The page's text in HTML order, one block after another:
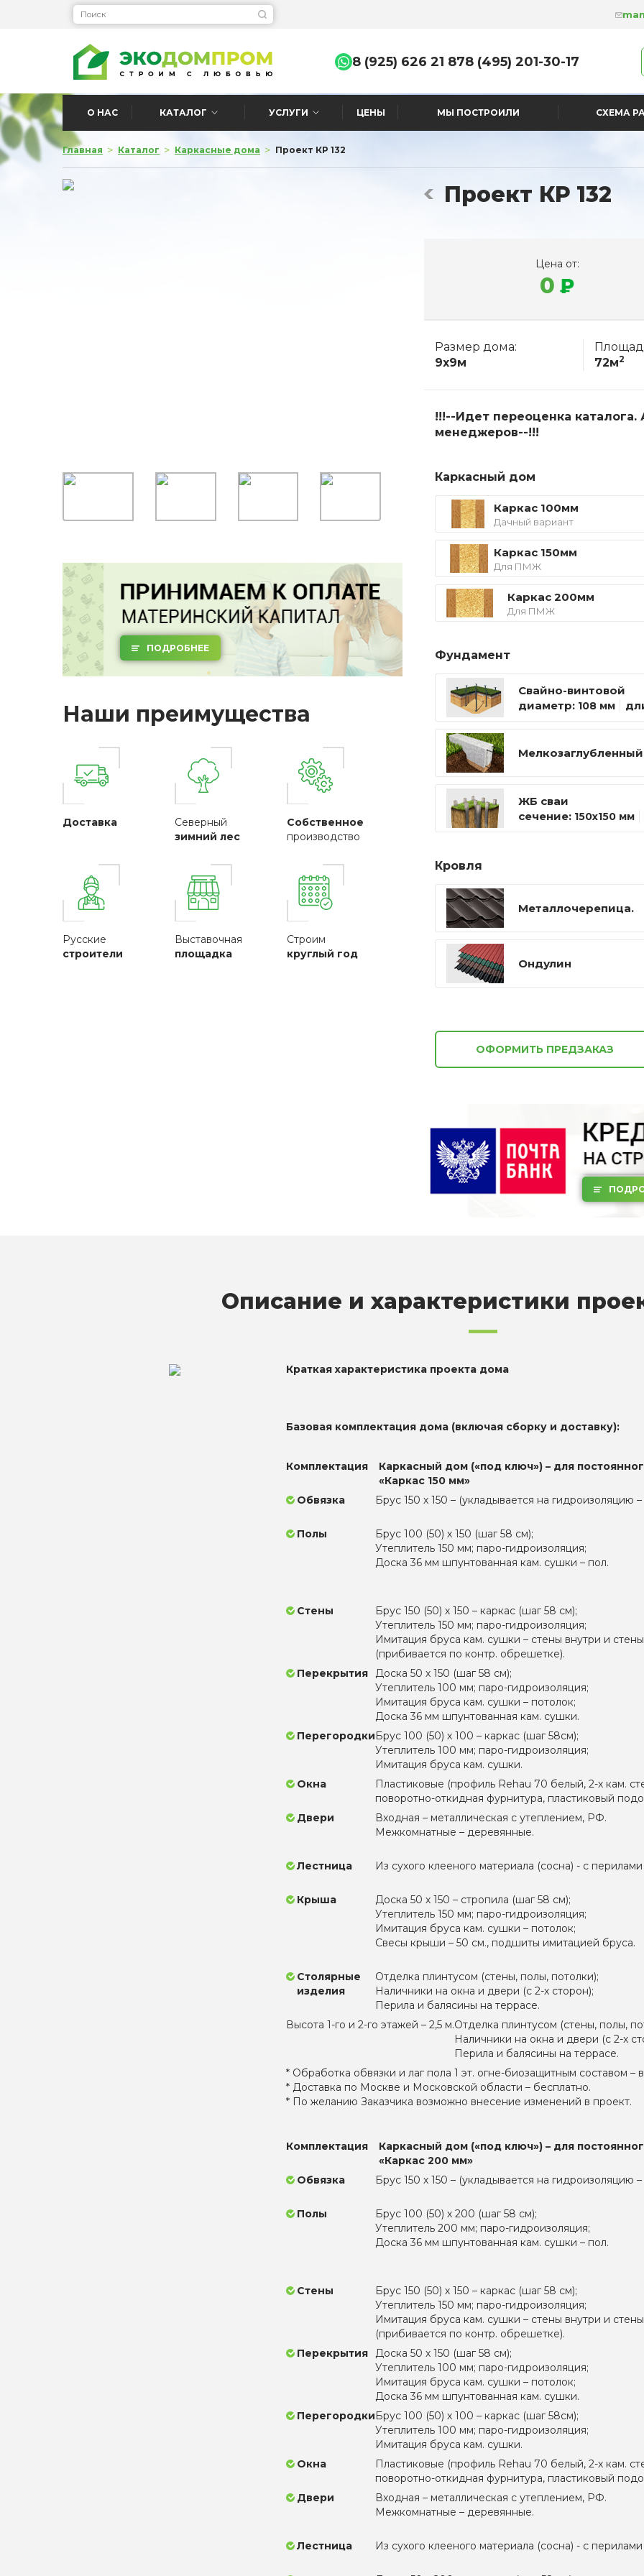
8 (495) 201-30-17
8 (925) 626 21 87
О НАС КАТАЛОГ УСЛУГИ ЦЕНЫ МЫ ПОСТРОИЛИ СХЕМА
Главная > Каталог > Каркасные дома > Проект КР 132
ПОДРОБНЕЕ
Наши преимущества
Доставка
Северный
зимний лес
Собственное
производство
Русские
строители
Выставочная
площадка
Строим
круглый год
Проект КР 132
Цена от:
0
Размер дома:
9x9м
72м2
!!!--Идет переоценка
менеджеров--!!!
Каркасный дом
Каркас 100мм
Дачный вариант
Каркас 150мм
Для ПМЖ
Каркас 200мм
Для ПМЖ
Фундамент
Свайно-винтовой
диаметр: 108 мм
ЖБ сваи
сечение: 150х150 мм
Кровля
Металлочерепица.
Ондулин
ОФОРМИТЬ ПРЕДЗАКАЗ
Описание и характеристики
Краткая характеристика проекта дома
Базовая комплектация дома (включая сборку и доставку):
Комплектация
Каркасный дом («под ключ») – для
«Каркас 150 мм»
Обвязка
Брус 150 х 150 – (укладывается на гидроизоляцию
Полы
Брус 100 (50) х 150 (шаг 58 см);
Утеплитель 150 мм; паро-гидроизоляция;
Доска 36 мм шпунтованная кам. сушки – пол.
Стены
Брус 150 (50) х 150 – каркас (шаг 58 см);
Утеплитель 150 мм; паро-гидроизоляция;
Имитация бруса кам. сушки – стены внутри и
(прибивается по контр. обрешетке).
Перекрытия
Доска 50 х 150 (шаг 58 см);
Утеплитель 100 мм; паро-гидроизоляция;
Имитация бруса кам. сушки – потолок;
Доска 36 мм шпунтованная кам. сушки.
ПерегородкиБрус 100 (50) х 100 – каркас (шаг 58см);
Утеплитель 100 мм; паро-гидроизоляция;
Имитация бруса кам. сушки.
Окна
Пластиковые (профиль Rehau 70 белый, 2-х кам.
поворотно-откидная фурнитура, пластиковый
Двери
Входная – металлическая с утеплением, РФ.
Межкомнатные – деревянные.
Лестница Из сухого клееного материала (сосна) - с
Крыша
Доска 50 х 150 – стропила (шаг 58 см);
Утеплитель 150 мм; паро-гидроизоляция;
Имитация бруса кам. сушки – потолок;
Свесы крыши – 50 см., подшиты имитацией бруса.
Столярные
изделия
Отделка плинтусом (стены, полы, потолки);
Наличники на окна и двери (с 2-х сторон);
Перила и балясины на террасе.
Высота 1-го и 2-го этажей – 2,5 м.Отделка плинтусом (стены, полы,
Наличники на окна и двери (с 2-х
Перила и балясины на террасе.
* Обработка обвязки и лаг пола 1 эт. огне-биозащитным составом –
* Доставка по Москве и Московской области – бесплатно.
* По желанию Заказчика возможно внесение изменений в проект.
Комплектация
Каркасный дом («под ключ») – для
«Каркас 200 мм»
Обвязка
Брус 150 х 150 – (укладывается на гидроизоляцию
Полы
Брус 100 (50) х 200 (шаг 58 см);
Утеплитель 200 мм; паро-гидроизоляция;
Доска 36 мм шпунтованная кам. сушки – пол.
Стены
Брус 150 (50) х 150 – каркас (шаг 58 см);
Утеплитель 150 мм; паро-гидроизоляция;
Имитация бруса кам. сушки – стены внутри и
(прибивается по контр. обрешетке).
Перекрытия
Доска 50 х 150 (шаг 58 см);
Утеплитель 100 мм; паро-гидроизоляция;
Имитация бруса кам. сушки – потолок;
Доска 36 мм шпунтованная кам. сушки.
ПерегородкиБрус 100 (50) х 100 – каркас (шаг 58см);
Утеплитель 100 мм; паро-гидроизоляция;
Имитация бруса кам. сушки.
Окна
Пластиковые (профиль Rehau 70 белый, 2-х кам.
поворотно-откидная фурнитура, пластиковый
Двери
Входная – металлическая с утеплением, РФ.
Межкомнатные – деревянные.
Лестница Из сухого клееного материала (сосна) - с